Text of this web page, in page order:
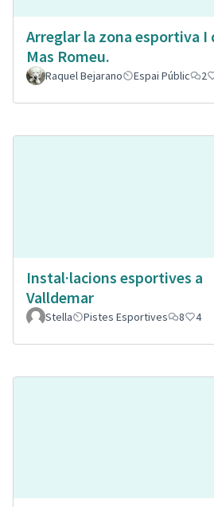
Arreglar la zona esportiva I
Mas Romeu.
Raquel Bejarano Espai Públic 2
Instal·lacions esportives a
Valldemar
Stella Pistes Esportives 8 4